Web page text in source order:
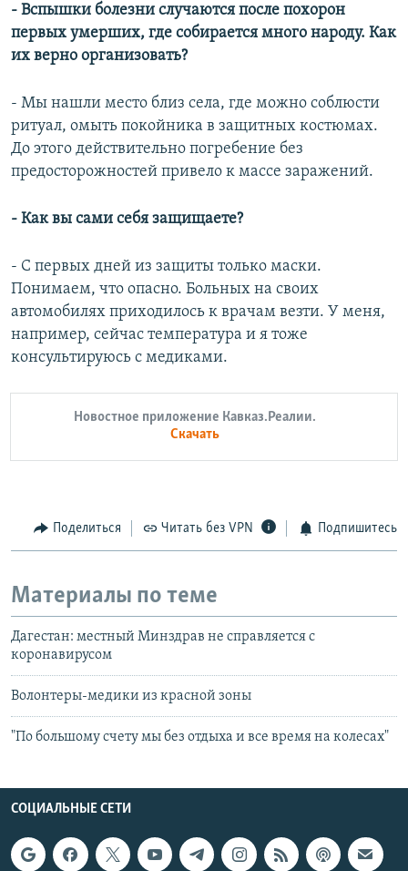
- Вспышки болезни случаются после похорон
первых умерших, где собирается много народу. Как
их верно организовать?
- Мы нашли место близ села, где можно соблюсти
ритуал, омыть покойника в защитных костюмах.
До этого действительно погребение без
предосторожностей привело к массе заражений.
- Как вы сами себя защищаете?
- С первых дней из защиты только маски.
Понимаем, что опасно. Больных на своих
автомобилях приходилось к врачам везти. У меня,
например, сейчас температура и я тоже
консультируюсь с медиками.
Новостное приложение Кавказ.Реалии.
Скачать
Поделиться Читать без VPN Подпишитесь
Материалы по теме
Дагестан: местный Минздрав не справляется с
коронавирусом
Волонтеры-медики из красной зоны
"По большому счету мы без отдыха и все время на колесах"
СОЦИАЛЬНЫЕ СЕТИ